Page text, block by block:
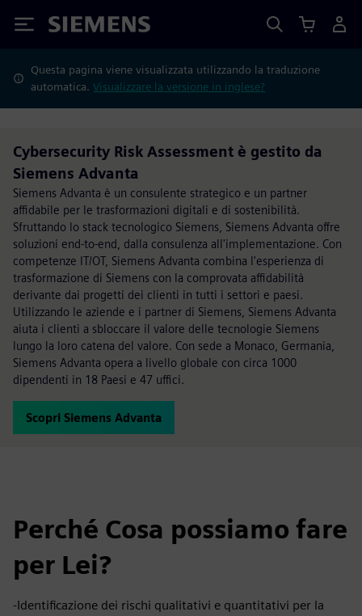
Siemens
Questa pagina viene visualizzata utilizzando la traduzione
automatica.Visualizzare la versione in inglese?
Cybersecurity Risk Assessment è gestito da
Siemens Advanta
Siemens Advanta è un consulente strategico e un partner
affidabile per le trasformazioni digitali e di sostenibilità.
Sfruttando lo stack tecnologico Siemens, Siemens Advanta offre
soluzioni end-to-end, dalla consulenza all'implementazione. Con
competenze IT/OT, Siemens Advanta combina l'esperienza di
trasformazione di Siemens con la comprovata affidabilità
derivante dai progetti dei clienti in tutti i settori e paesi.
Utilizzando le aziende e i partner di Siemens, Siemens Advanta
aiuta i clienti a sbloccare il valore delle tecnologie Siemens
lungo la loro catena del valore. Con sede a Monaco, Germania,
Siemens Advanta opera a livello globale con circa 1000
dipendenti in 18 Paesi e 47 uffici.
Scopri Siemens Advanta
Perché Cosa possiamo fare
per Lei?
-Identificazione dei rischi qualitativi e quantitativi per la